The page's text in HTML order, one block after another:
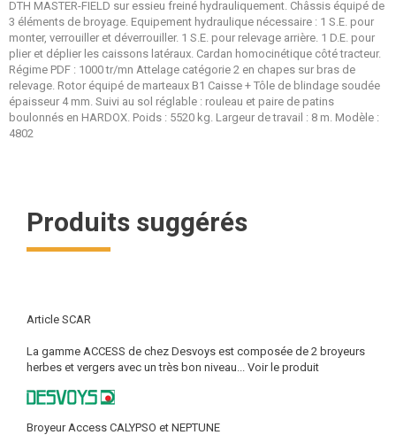
DTH MASTER-FIELD sur essieu freiné hydrauliquement. Châssis équipé de
3 éléments de broyage. Equipement hydraulique nécessaire : 1 S.E. pour
monter, verrouiller et déverrouiller. 1 S.E. pour relevage arrière. 1 D.E. pour
plier et déplier les caissons latéraux. Cardan homocinétique côté tracteur.
Régime PDF : 1000 tr/mn Attelage catégorie 2 en chapes sur bras de
relevage. Rotor équipé de marteaux B1 Caisse + Tôle de blindage soudée
épaisseur 4 mm. Suivi au sol réglable : rouleau et paire de patins
boulonnés en HARDOX. Poids : 5520 kg. Largeur de travail : 8 m. Modèle :
4802
Produits suggérés
Article SCAR
La gamme ACCESS de chez Desvoys est composée de 2 broyeurs
herbes et vergers avec un très bon niveau... Voir le produit
Broyeur Access CALYPSO et NEPTUNE